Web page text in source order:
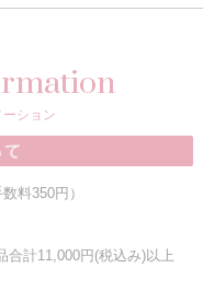
ション
料350円）
計11,000円(税込み)以上